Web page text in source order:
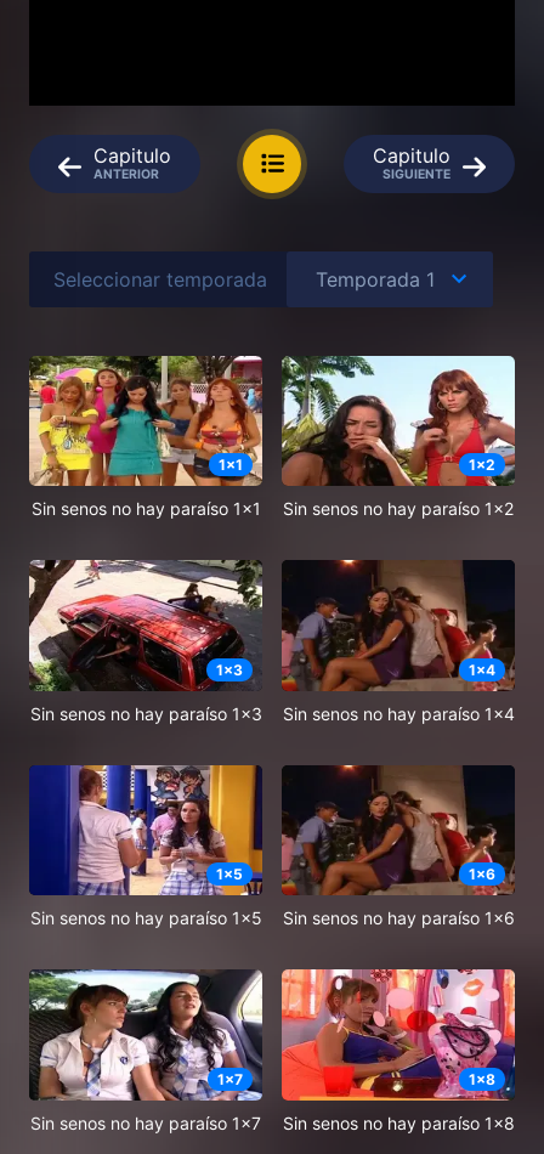
Capitulo
ANTERIOR
Capitulo
SIGUIENTE
Seleccionar temporada
1x1
Sin senos no hay paraíso 1x1
1x2
Sin senos no hay paraíso 1x2
1x3
Sin senos no hay paraíso 1x3
1x4
Sin senos no hay paraíso 1x4
1x5
Sin senos no hay paraíso 1x5
1x6
Sin senos no hay paraíso 1x6
1x7
Sin senos no hay paraíso 1x7
1x8
Sin senos no hay paraíso 1x8